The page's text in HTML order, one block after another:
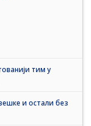
тим у
и остали без